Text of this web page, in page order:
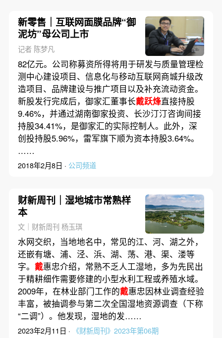
新零售｜互联网面膜品牌“御
泥坊”母公司上市
记者 陈梦凡
82亿元。公司称募资所得将用于研发与质量管理检
测中心建设项目、信息化与移动互联网商城升级改
造项目、品牌建设与推广项目以及补充流动资金。
新股发行完成后，御家汇董事长戴跃烽直接持股
9.46%，并通过湖南御家投资、长沙汀汀咨询间接
持股34.41%，是御家汇的实际控制人。此外，深
创投持股5.96%，雷军旗下顺为资本持股3.64%。
……
2018年2月8日 · 公司频道
财新周刊｜湿地城市常熟样
本
文｜财新周刊 杨玉琪
水网交织，当地地名中，常见的江、河、湖之外，
还嵌有塘、浦、泾、浜、湖、荡、港、渠、溇等
字。 戴惠忠介绍，常熟不乏人工湿地，多为先民出
于精耕细作需要修建的小型水利工程或养殖水域。
2009年，在林业部门工作的戴惠忠因林业调查经验
丰富，被抽调参与第二次全国湿地资源调查（下称
“二调”）。他发现，湿地的发……
2023年2月11日 · 《财新周刊》2023年第06期